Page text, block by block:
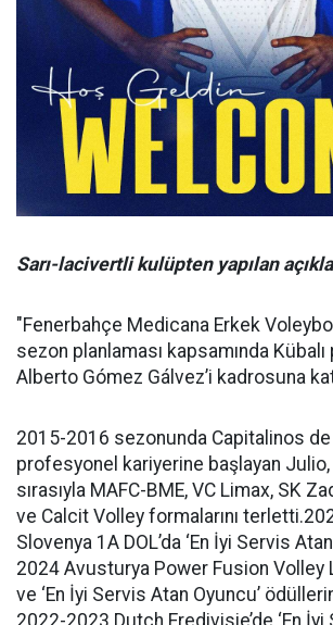
Sarı-lacivertli kulüpten yapılan
"Fenerbahçe Medicana Erkek Voleybol
sezon planlaması kapsamında
Alberto Gómez Gálvez’i kadrosuna
2015-2016 sezonunda Capitalinos de
profesyonel kariyerine başlayan Julio,
sırasıyla MAFC-BME, VC Limax, SK
ve Calcit Volley formalarını
Slovenya 1A DOL’da ‘En İyi Servis
2024 Avusturya Power Fusion Volley
ve ‘En İyi Servis Atan Oyuncu’
2022-2023 Dutch Eredivisie’de ‘En